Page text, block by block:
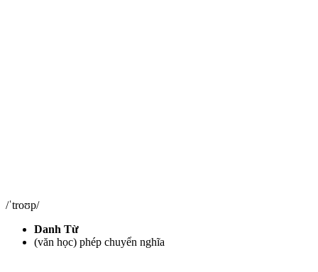
/ˈtroʊp/
Danh Từ
(văn học) phép chuyển nghĩa